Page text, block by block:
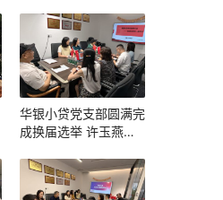
华银小贷党支部圆满完
成换届选举 许玉燕当